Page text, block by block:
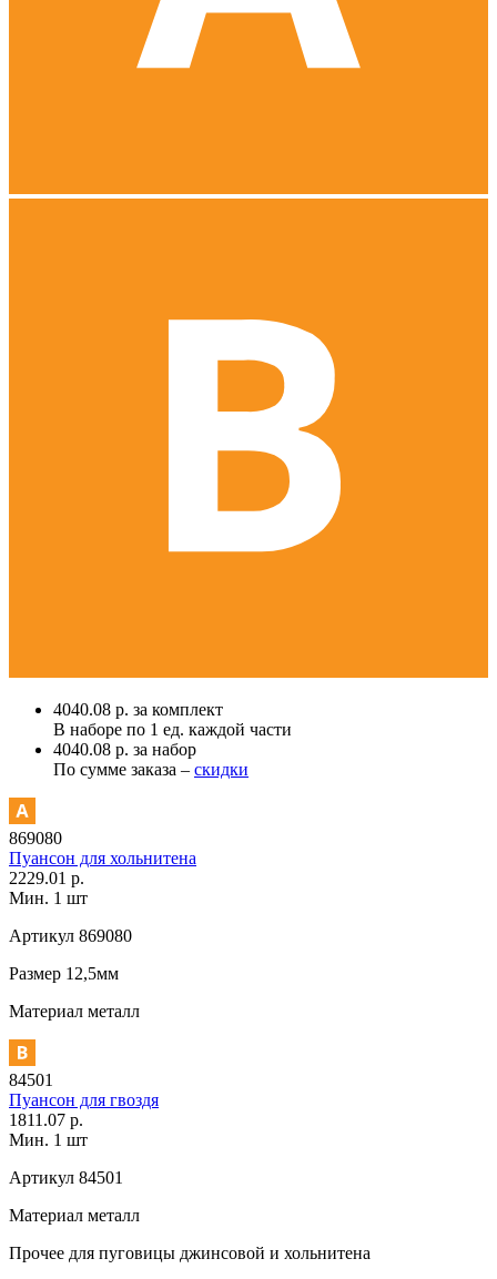
4040.08 р. за комплект
В наборе по 1 ед. каждой части
4040.08 р. за набор
По сумме заказа – скидки
869080
Пуансон для хольнитена
2229.01 р.
Мин. 1 шт
Артикул 869080
Размер 12,5мм
Материал металл
84501
Пуансон для гвоздя
1811.07 р.
Мин. 1 шт
Артикул 84501
Материал металл
Прочее для пуговицы джинсовой и хольнитена